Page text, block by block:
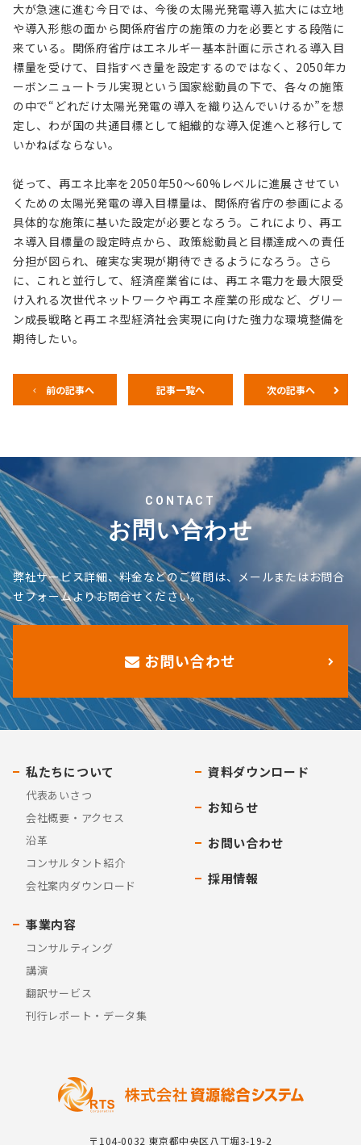
大が急速に進む今日では、今後の太陽光発電導入拡大には立地
や導入形態の面から関係府省庁の施策の力を必要とする段階に
来ている。関係府省庁はエネルギー基本計画に示される導入目
標量を受けて、目指すべき量を設定するのではなく、2050年カ
ーボンニュートラル実現という国家総動員の下で、各々の施策
の中で“どれだけ太陽光発電の導入を織り込んでいけるか”を想
定し、わが国の共通目標として組織的な導入促進へと移行して
いかねばならない。
従って、再エネ比率を2050年50～60%レベルに進展させてい
くための太陽光発電の導入目標量は、関係府省庁の参画による
具体的な施策に基いた設定が必要となろう。これにより、再エ
ネ導入目標量の設定時点から、政策総動員と目標達成への責任
分担が図られ、確実な実現が期待できるようになろう。さら
に、これと並行して、経済産業省には、再エネ電力を最大限受
け入れる次世代ネットワークや再エネ産業の形成など、グリー
ン成長戦略と再エネ型経済社会実現に向けた強力な環境整備を
期待したい。
前の記事へ 記事一覧へ 次の記事へ
CONTACT
お問い合わせ
弊社サービス詳細、料金などのご質問は、メールまたはお問合
せフォームよりお問合せください。
お問い合わせ
〒104-0032 東京都中央区八丁堀3-19-2
私たちについて
代表あいさつ
会社概要・アクセス
沿革
コンサルタント紹介
会社案内ダウンロード
事業内容
コンサルティング
講演
翻訳サービス
刊行レポート・データ集
資料ダウンロード
お知らせ
お問い合わせ
採用情報